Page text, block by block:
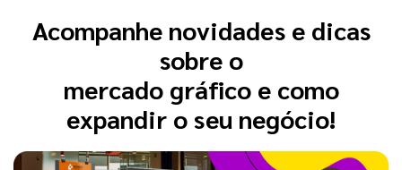
Acompanhe novidades e dicas
sobre o
mercado gráfico e como
expandir o seu negócio!